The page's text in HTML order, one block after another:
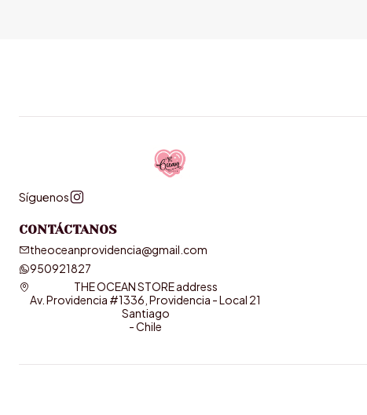
Síguenos
CONTÁCTANOS
theoceanprovidencia@gmail.com
950921827
THE OCEAN STORE address
Av. Providencia #1336, Providencia - Local 21
Santiago
- Chile